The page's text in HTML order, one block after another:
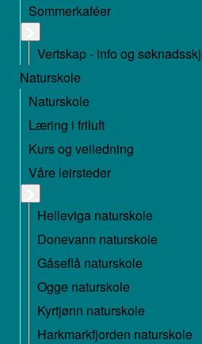
Sommerkaféer
Vertskap - info og
Naturskole
Naturskole
Læring i friluft
Kurs og veiledning
Våre leirsteder
Helleviga naturskole
Donevann naturskole
Gåseflå naturskole
Ogge naturskole
Kyrtjønn naturskole
Harkmarkfjorden naturskole